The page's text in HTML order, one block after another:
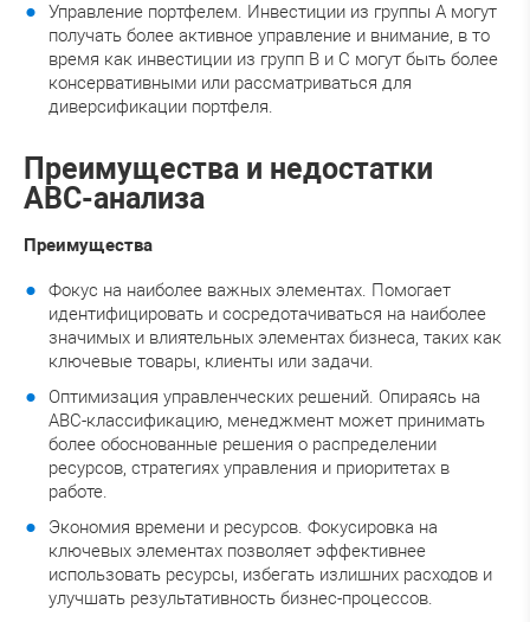
Управление портфелем. Инвестиции из группы A могут
получать более активное управление и внимание, в то
время как инвестиции из групп B и C могут быть более
консервативными или рассматриваться для
диверсификации портфеля.
Преимущества и недостатки
ABC-анализа
Преимущества
Фокус на наиболее важных элементах. Помогает
идентифицировать и сосредотачиваться на наиболее
значимых и влиятельных элементах бизнеса, таких как
ключевые товары, клиенты или задачи.
Оптимизация управленческих решений. Опираясь на
ABC-классификацию, менеджмент может принимать
более обоснованные решения о распределении
ресурсов, стратегиях управления и приоритетах в
работе.
Экономия времени и ресурсов. Фокусировка на
ключевых элементах позволяет эффективнее
использовать ресурсы, избегать излишних расходов и
улучшать результативность бизнес-процессов.